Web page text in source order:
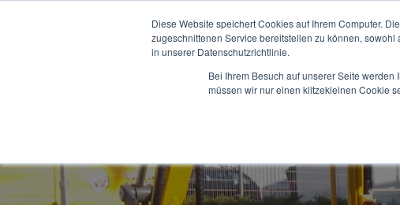
Diese Website speichert Cookies auf Ihrem Computer.
zugeschnittenen Service bereitstellen zu können,
in unserer Datenschutzrichtlinie.
Bei Ihrem Besuch auf unserer Seite
müssen wir nur einen klitzekleinen Cookie